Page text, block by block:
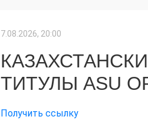
7.08.2026, 20:00
ТИТУЛЫ ASU
Получить ссылку